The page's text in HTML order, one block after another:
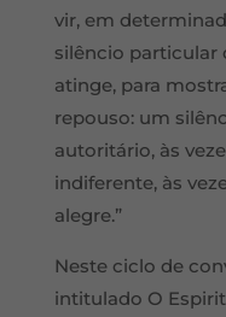
vir, em
silêncio particular
atinge, para
repouso: um
autoritário, às
indiferente, às
alegre.”
Neste ciclo de
intitulado O